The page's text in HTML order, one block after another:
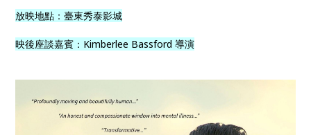
放映地點：臺東秀泰影城
映後座談嘉賓：Kimberlee Bassford 導演